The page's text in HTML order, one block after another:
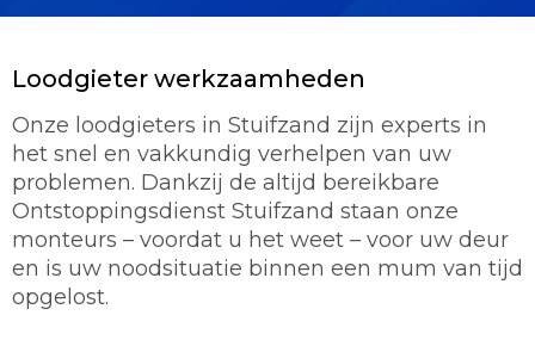
Loodgieter werkzaamheden
Onze loodgieters in Stuifzand zijn experts in
het snel en vakkundig verhelpen van uw
problemen. Dankzij de altijd bereikbare
Ontstoppingsdienst Stuifzand staan onze
monteurs – voordat u het weet – voor uw deur
en is uw noodsituatie binnen een mum van tijd
opgelost.